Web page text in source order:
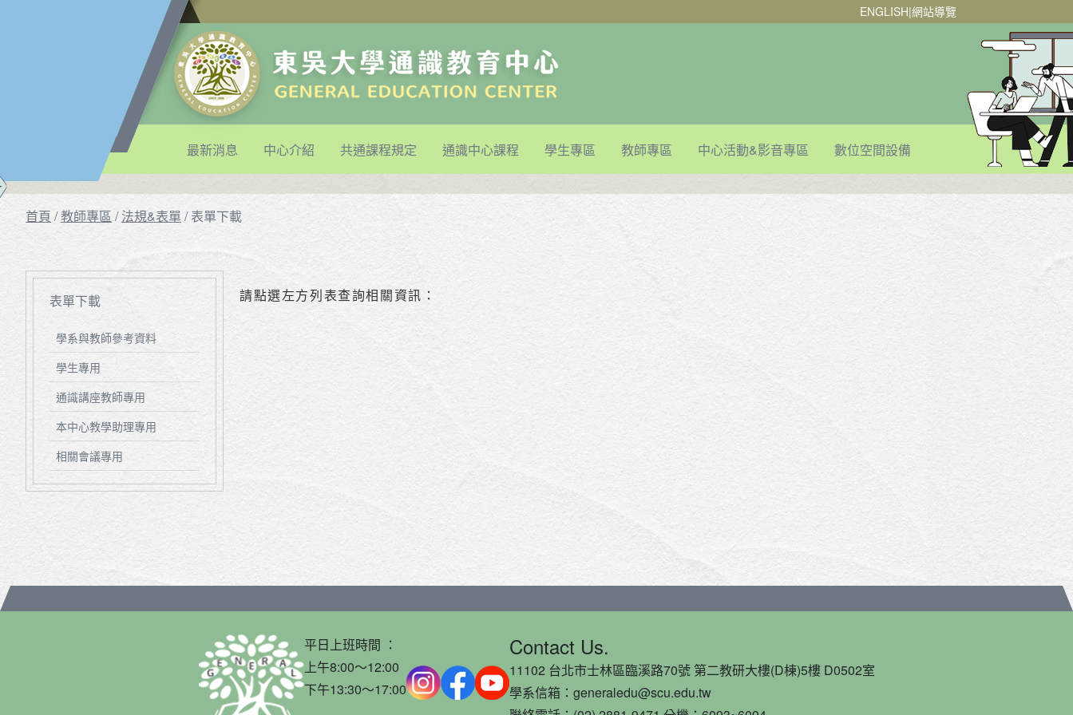
ENGLISH|網站導覽
最新消息 中心介紹 共通課程規定 通識中心課程 學生專區 教師專區 中心活動&影音專區 數位空間設備
首頁 /教師專區 /法規&表單 /表單下載
表單下載
學系與教師參考資料
學生專用
通識講座教師專用
本中心教學助理專用
相關會議專用
請點選左方列表查詢相關資訊：
平日上班時間 ：
上午8:00～12:00
下午13:30～17:00
Contact Us.
11102 台北市士林區臨溪路70號 第二教研大樓(D棟)5樓 D0502室
學系信箱：generaledu@scu.edu.tw